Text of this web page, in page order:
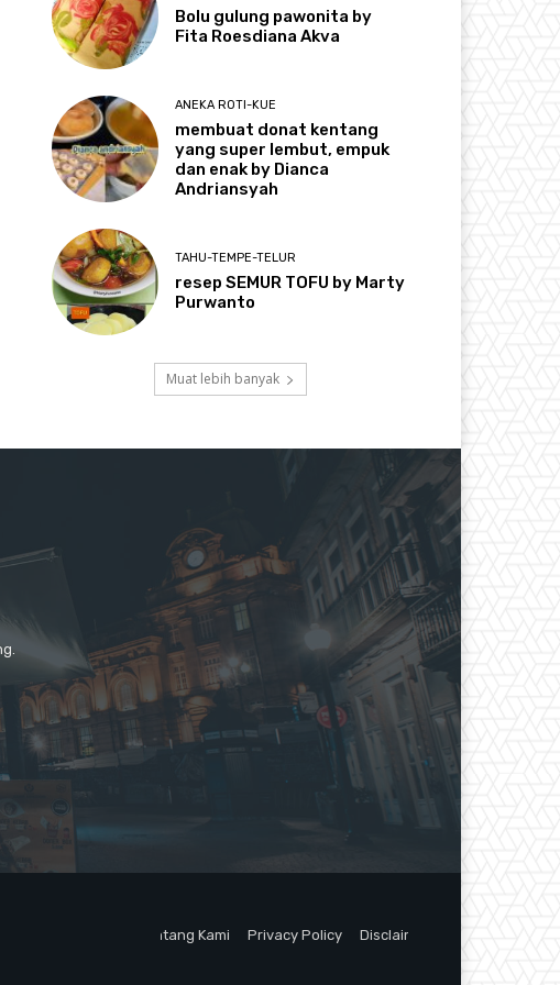
Bolu gulung pawonita by
Fita Roesdiana Akva
ANEKA ROTI-KUE
membuat donat kentang
yang super lembut, empuk
dan enak by Dianca
Andriansyah
TAHU-TEMPE-TELUR
resep SEMUR TOFU by Marty
Purwanto
Muat lebih banyak
Tentang Kami Privacy Policy Disclaimer